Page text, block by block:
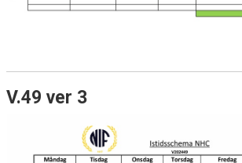
V.49 ver 3